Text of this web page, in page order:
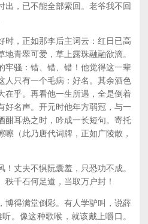
出，已不能全部索回。老爷我不回
，正如那李后主词云：红日已高
青翠可爱，草上露珠融融欲滴。
牢骚：错、错、错！他觉得这一辈
人只有一个毛病：好名。其余酒色
在乎。再看他一生所遇，全是倒着
好名声。开元时他年方弱冠，与一
酣耳热之时，吟成一长短句。寄托
（此乃唐代词牌，正如广陵散，
丈夫不惧阮囊羞，只恐功不成。
千石何足道，当取万户封！
得满堂倒彩。有人学驴叫，说薛
。像这种歌喉，就该戴上嚼口。